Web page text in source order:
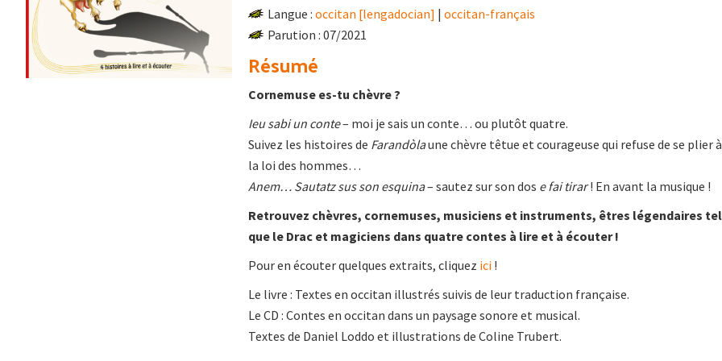
Langue : occitan [lengadocian] | occitan-français
Parution : 07/2021
Résumé
Cornemuse es-tu chèvre ?
Ieu sabi un conte– moi je sais un conte… ou plutôt quatre.
Suivez les histoires de Farandòlaune chèvre têtue et courageuse qui refuse de se plier à
la loi des hommes…
Anem… Sautatz sus son esquina– sautez sur son dos e fai tirar! En avant la musique !
Retrouvez chèvres, cornemuses, musiciens et instruments, êtres légendaires tel
que le Drac et magiciens dans quatre contes à lire et à écouter !
Pour en écouter quelques extraits, cliquez ici !
Le livre : Textes en occitan illustrés suivis de leur traduction française.
Le CD : Contes en occitan dans un paysage sonore et musical.
Textes de Daniel Loddo et illustrations de Coline Trubert.